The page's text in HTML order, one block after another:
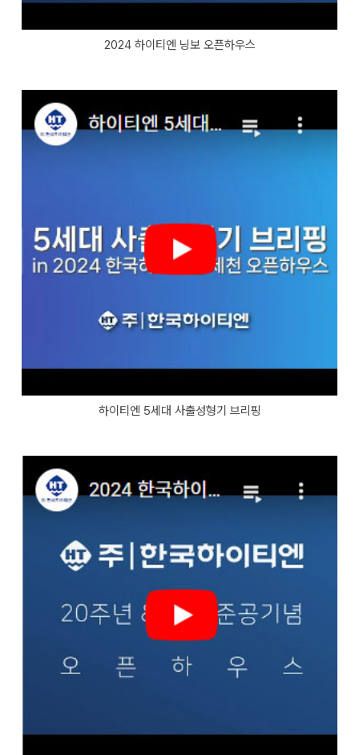
2024 하이티엔 닝보 오픈하우스
하이티엔 5세대 사출성형기 브리핑